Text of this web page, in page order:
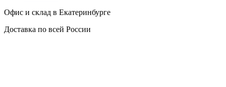
Офис и склад в Екатеринбурге
Доставка по всей России